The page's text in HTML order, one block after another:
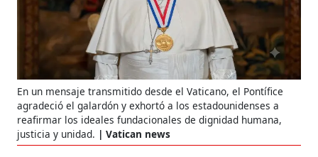
En un mensaje transmitido desde el Vaticano, el Pontífice
agradeció el galardón y exhortó a los estadounidenses a
reafirmar los ideales fundacionales de dignidad humana,
justicia y unidad.
Vatican news